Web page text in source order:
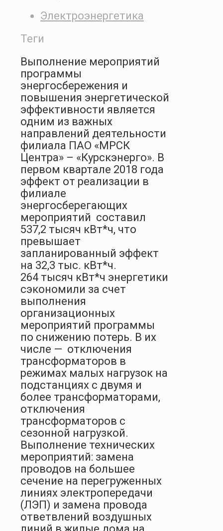
Электроэнергетика
Теги
Выполнение мероприятий
программы
энергосбережения и
повышения энергетической
эффективности является
одним из важных
направлений деятельности
филиала ПАО «МРСК
Центра» – «Курскэнерго». В
первом квартале 2018 года
эффект от реализации в
филиале
энергосберегающих
мероприятий составил
537,2 тысяч кВт*ч, что
превышает
запланированный эффект
на 32,3 тыс. кВт*ч.
264 тысяч кВт*ч энергетики
сэкономили за счет
выполнения
организационных
мероприятий программы
по снижению потерь. В их
числе — отключения
трансформаторов в
режимах малых нагрузок на
подстанциях с двумя и
более трансформаторами,
отключения
трансформаторов с
сезонной нагрузкой.
Выполнение технических
мероприятий: замена
проводов на большее
сечение на перегруженных
линиях электропередачи
(ЛЭП) и замена провода
ответвлений воздушных